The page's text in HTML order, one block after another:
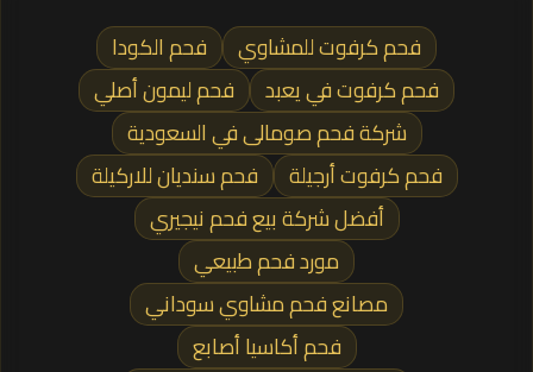
فحم كرفوت للمشاوي
فحم الكودا
فحم كرفوت في يعبد
فحم ليمون أصلي
شركة فحم صومالى في السعودية
فحم كرفوت أرجيلة
فحم سنديان للاركيلة
أفضل شركة بيع فحم نيجيري
مورد فحم طبيعي
مصانع فحم مشاوي سوداني
فحم أكاسيا أصابع